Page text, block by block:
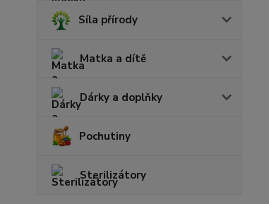
Síla přírody
Matka a dítě
Dárky a doplňky
Pochutiny
Sterilizátory